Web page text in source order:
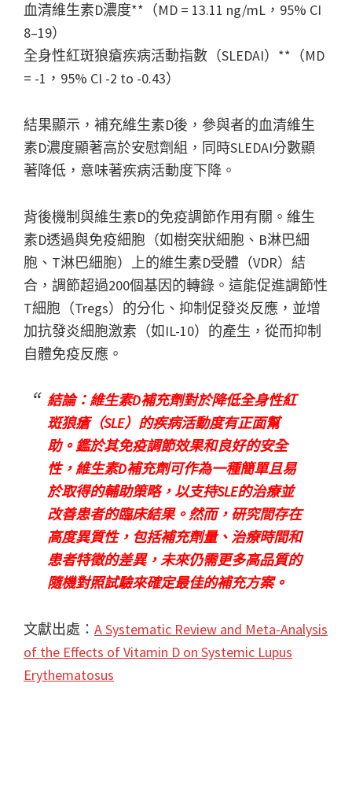
血清維生素D濃度**（MD = 13.11 ng/mL，95% CI
8–19）
全身性紅斑狼瘡疾病活動指數（SLEDAI）**（MD
= -1，95% CI -2 to -0.43）
結果顯示，補充維生素D後，參與者的血清維生
素D濃度顯著高於安慰劑組，同時SLEDAI分數顯
著降低，意味著疾病活動度下降。
背後機制與維生素D的免疫調節作用有關。維生
素D透過與免疫細胞（如樹突狀細胞、B淋巴細
胞、T淋巴細胞）上的維生素D受體（VDR）結
合，調節超過200個基因的轉錄。這能促進調節性
T細胞（Tregs）的分化、抑制促發炎反應，並增
加抗發炎細胞激素（如IL-10）的產生，從而抑制
自體免疫反應。
結論：維生素D補充劑對於降低全身性紅
斑狼瘡（SLE）的疾病活動度有正面幫
助。鑑於其免疫調節效果和良好的安全
性，維生素D補充劑可作為一種簡單且易
於取得的輔助策略，以支持SLE的治療並
改善患者的臨床結果。然而，研究間存在
高度異質性，包括補充劑量、治療時間和
患者特徵的差異，未來仍需更多高品質的
隨機對照試驗來確定最佳的補充方案。
文獻出處： A Systematic Review and Meta-Analysis
of the Effects of Vitamin D on Systemic Lupus
Erythematosus